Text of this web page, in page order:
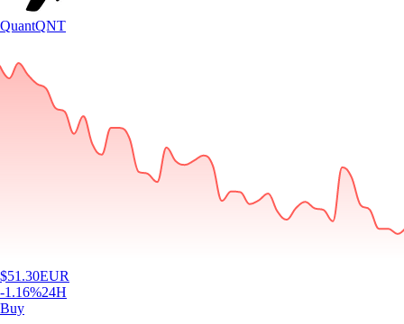
QuantQNT
$51.30EUR
-1.16%24H
Buy